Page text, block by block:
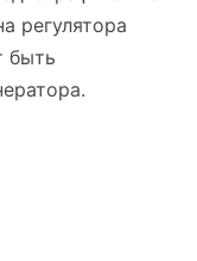
регулятора
быть